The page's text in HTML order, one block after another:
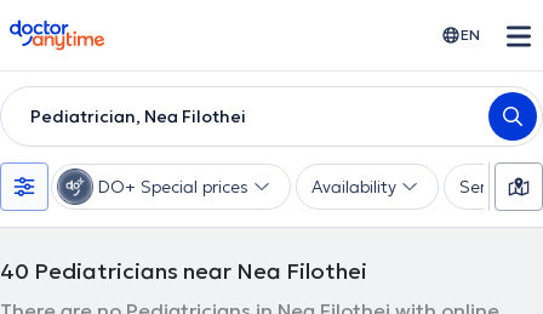
doctoranytime EN
Pediatrician, Nea Filothei
DO+ Special prices Availability Services
40 Pediatricians near Nea Filothei